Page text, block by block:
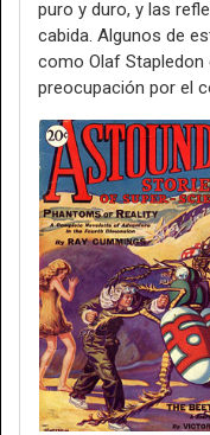
puro y duro, y las
cabida. Algunos de
como Olaf Stapledon
preocupación por el